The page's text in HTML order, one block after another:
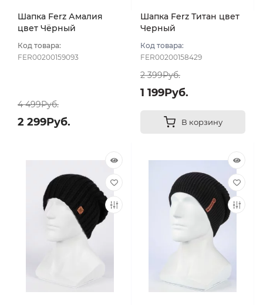
Шапка Ferz Амалия
цвет Чёрный
Код товара:
FER00200159093
4 499Руб.
2 299Руб.
Шапка Ferz Титан цвет
Черный
Код товара:
FER00200158429
2 399Руб.
1 199Руб.
В корзину